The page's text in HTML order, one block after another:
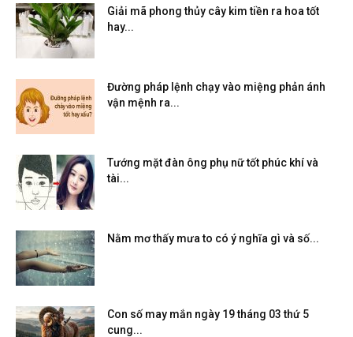
Giải mã phong thủy cây kim tiền ra hoa tốt
hay...
Đường pháp lệnh chạy vào miệng phản ánh
vận mệnh ra...
Tướng mặt đàn ông phụ nữ tốt phúc khí và
tài...
Nằm mơ thấy mưa to có ý nghĩa gì và số...
Con số may mắn ngày 19 tháng 03 thứ 5
cung...